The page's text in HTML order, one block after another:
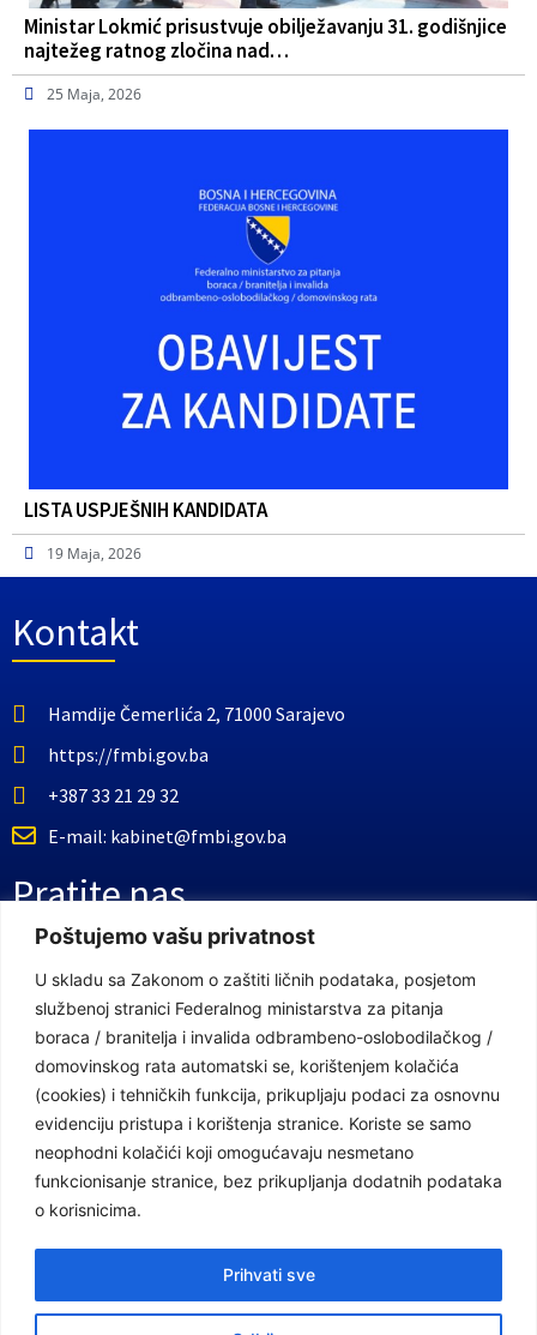
Poštujemo vašu privatnost
U skladu sa Zakonom o zaštiti ličnih podataka, posjetom
službenoj stranici Federalnog ministarstva za pitanja
boraca / branitelja i invalida odbrambeno-oslobodilačkog /
domovinskog rata automatski se, korištenjem kolačića
(cookies) i tehničkih funkcija, prikupljaju podaci za osnovnu
evidenciju pristupa i korištenja stranice. Koriste se samo
neophodni kolačići koji omogućavaju nesmetano
funkcionisanje stranice, bez prikupljanja dodatnih podataka
o korisnicima.
Prihvati sve
Ministar Lokmić prisustvuje obilježavanju 31. godišnjice
najtežeg ratnog zločina nad…
25 Maja, 2026
LISTA USPJEŠNIH KANDIDATA
19 Maja, 2026
Kontakt
Hamdije Čemerlića 2, 71000 Sarajevo
https://fmbi.gov.ba
+387 33 21 29 32
E-mail: kabinet@fmbi.gov.ba
Pratite nas
Facebook Stranica
Youtube Kanal
Linkovi
Vlada Federacije Bosne i Hercegovine
Federalno ministarstvo finansija
Federalno ministarstvo rada i socijalne politike